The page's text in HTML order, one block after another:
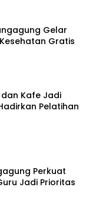
Gelar
Gratis
Kafe Jadi
Pelatihan
Perkuat
Jadi Prioritas